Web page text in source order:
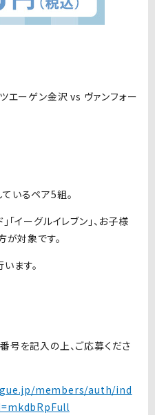
ーゲン金沢 vs ヴァンフォー
いるペア5組。
「イーグルイレブン」、お子様
が対象です。
ます。
号を記入の上、ご応募くださ
members/auth/ind